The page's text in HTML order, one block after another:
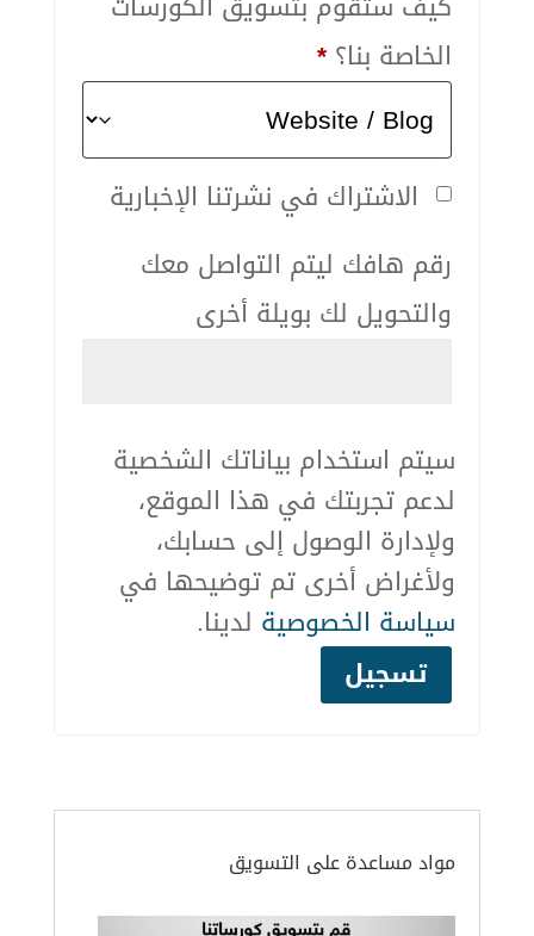
الخاصة بنا؟ *
الاشتراك في نشرتنا الإخبارية
رقم هافك ليتم التواصل معك
والتحويل لك بويلة أخرى
سيتم استخدام بياناتك الشخصية
لدعم تجربتك في هذا الموقع،
ولإدارة الوصول إلى حسابك،
ولأغراض أخرى تم توضيحها في
سياسة الخصوصية لدينا.
مواد مساعدة على التسويق